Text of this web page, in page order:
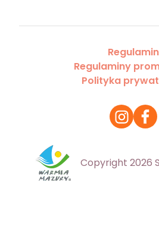
Regulamin
Regulaminy
Polityka
Copyright 2026